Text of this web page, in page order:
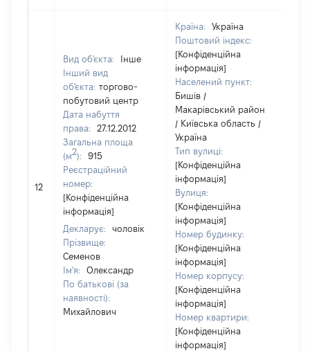
12
Вид об'єкта:
Інше
Інший вид
об'єкта: торгово-
побутовий центр
Дата набуття
права:
27.12.2012
Загальна площа
(м2):
915
Реєстраційний
номер:
[Конфіденційна
інформація]
Декларує:
чоловік
Прізвище:
Семенов
Ім'я:
Олександр
По батькові (за
наявності):
Михайлович
Країна:
Україна
Поштовий індекс:
[Конфіденційна
інформація]
Населений пункт:
Бишів /
Макарівський район
/ Київська область /
Україна
Тип вулиці:
[Конфіденційна
інформація]
Вулиця:
[Конфіденційна
інформація]
Номер будинку:
[Конфіденційна
інформація]
Номер корпусу:
[Конфіденційна
інформація]
Номер квартири:
[Конфіденційна
інформація]